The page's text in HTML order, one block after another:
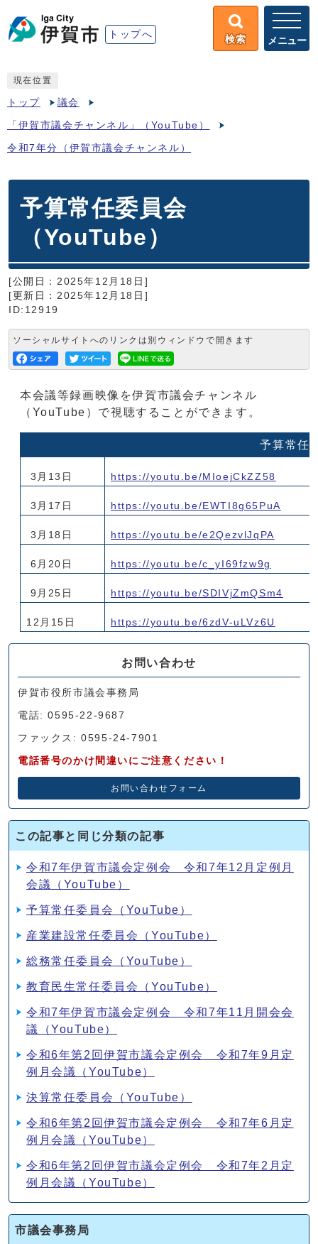
トップへ 検索 メニュー
現在位置
トップ 議会
「伊賀市議会チャンネル」（YouTube）
令和7年分（伊賀市議会チャンネル）
予算常任委員会
（YouTube）
[公開日：2025年12月18日]
[更新日：2025年12月18日]
ID:12919
ソーシャルサイトへのリンクは別ウィンドウで開きます
本会議等録画映像を伊賀市議会チャンネル
（YouTube）で視聴することができます。
予算常任
3月13日 https://youtu.be/MIoejCkZZ58
3月17日 https://youtu.be/EWTI8g65PuA
3月18日 https://youtu.be/e2QezvlJqPA
6月20日 https://youtu.be/c_yI69fzw9g
9月25日 https://youtu.be/SDIVjZmQSm4
12月15日 https://youtu.be/6zdV-uLVz6U
お問い合わせ
伊賀市役所市議会事務局
電話: 0595-22-9687
ファックス: 0595-24-7901
電話番号のかけ間違いにご注意ください！
お問い合わせフォーム
この記事と同じ分類の記事
令和7年伊賀市議会定例会 令和7年12月定例月
会議（YouTube）
予算常任委員会（YouTube）
産業建設常任委員会（YouTube）
総務常任委員会（YouTube）
教育民生常任委員会（YouTube）
令和7年伊賀市議会定例会 令和7年11月開会会
議（YouTube）
令和6年第2回伊賀市議会定例会 令和7年9月定
例月会議（YouTube）
決算常任委員会（YouTube）
令和6年第2回伊賀市議会定例会 令和7年6月定
例月会議（YouTube）
令和6年第2回伊賀市議会定例会 令和7年2月定
例月会議（YouTube）
市議会事務局